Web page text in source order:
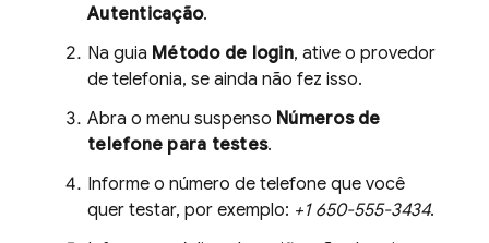
Autenticação.
Na guia Método de login, ative o provedor
de telefonia, se ainda não fez isso.
Abra o menu suspenso Números de
telefone para testes.
Informe o número de telefone que você
quer testar, por exemplo: +1 650-555-3434.